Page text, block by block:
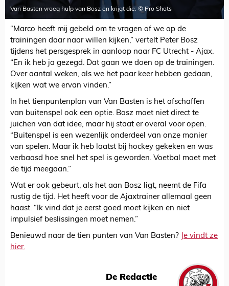
Van Basten vroeg hulp van Bosz en krijgt die. © Pro Shots
“Marco heeft mij gebeld om te vragen of we op de
trainingen daar naar willen kijken,” vertelt Peter Bosz
tijdens het persgesprek in aanloop naar FC Utrecht - Ajax.
“En ik heb ja gezegd. Dat gaan we doen op de trainingen.
Over aantal weken, als we het paar keer hebben gedaan,
kijken wat we ervan vinden.”
In het tienpuntenplan van Van Basten is het afschaffen
van buitenspel ook een optie. Bosz moet niet direct te
juichen van dat idee, maar hij staat er overal voor open.
“Buitenspel is een wezenlijk onderdeel van onze manier
van spelen. Maar ik heb laatst bij hockey gekeken en was
verbaasd hoe snel het spel is geworden. Voetbal moet met
de tijd meegaan.”
Wat er ook gebeurt, als het aan Bosz ligt, neemt de Fifa
rustig de tijd. Het heeft voor de Ajaxtrainer allemaal geen
haast. “Ik vind dat je eerst goed moet kijken en niet
impulsief beslissingen moet nemen.”
Benieuwd naar de tien punten van Van Basten? Je vindt ze
hier.
De Redactie